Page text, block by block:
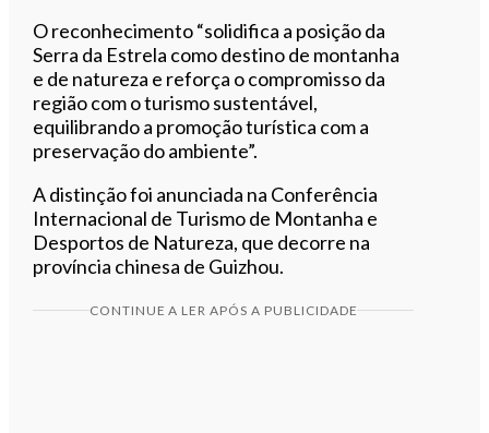
O reconhecimento “solidifica a posição da
Serra da Estrela como destino de montanha
e de natureza e reforça o compromisso da
região com o turismo sustentável,
equilibrando a promoção turística com a
preservação do ambiente”.
A distinção foi anunciada na Conferência
Internacional de Turismo de Montanha e
Desportos de Natureza, que decorre na
província chinesa de Guizhou.
CONTINUE A LER APÓS A PUBLICIDADE